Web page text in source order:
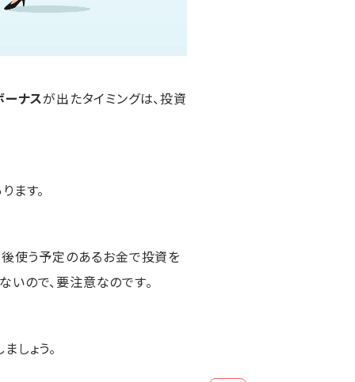
ーナスが出たタイミングは、投資
ます。
使う予定のあるお金で投資を
いので、要注意なのです。
しょう。